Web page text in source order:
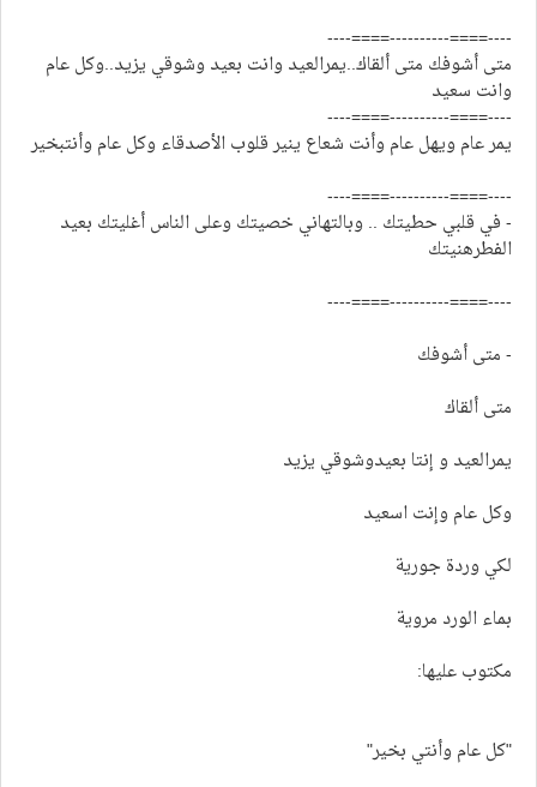
----====----------====----
متى أشوفك متى ألقاك..يمرالعيد وانت بعيد وشوقي يزيد..وكل عام
وانت سعيد
----====----------====----
يمر عام ويهل عام وأنت شعاع ينير قلوب الأصدقاء وكل عام وأنتبخير
----====----------====----
- في قلبي حطيتك .. وبالتهاني خصيتك وعلى الناس أغليتك بعيد
الفطرهنيتك
----====----------====----
- متى أشوفك
متى ألقاك
يمرالعيد و إنتا بعيدوشوقي يزيد
وكل عام وإنت اسعيد
لكي وردة جورية
بماء الورد مروية
مكتوب عليها:
"كل عام وأنتي بخير"